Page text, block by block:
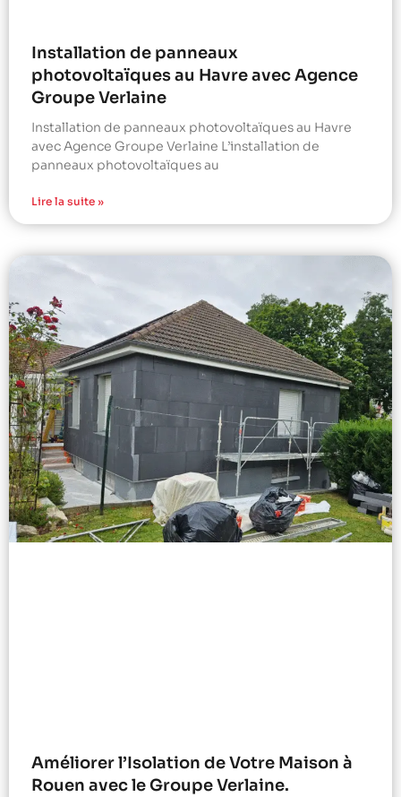
Installation de panneaux
photovoltaïques au Havre avec Agence
Groupe Verlaine
Installation de panneaux photovoltaïques au Havre
avec Agence Groupe Verlaine L’installation de
panneaux photovoltaïques au
Lire la suite »
Améliorer l’Isolation de Votre Maison à
Rouen avec le Groupe Verlaine.